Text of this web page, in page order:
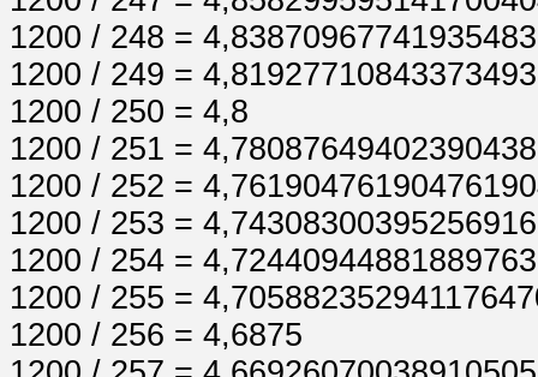
1200 / 248 =
1200 / 249 =
1200 / 250 = 4,8
1200 / 251 =
1200 / 252 =
1200 / 253 =
1200 / 254 =
1200 / 255 =
1200 / 256 = 4,6875